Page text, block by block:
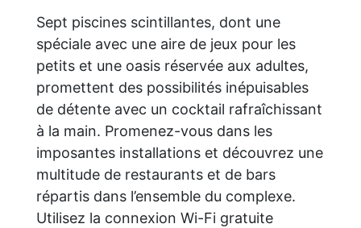
Sept piscines scintillantes, dont une
spéciale avec une aire de jeux pour les
petits et une oasis réservée aux adultes,
promettent des possibilités inépuisables
de détente avec un cocktail rafraîchissant
à la main. Promenez-vous dans les
imposantes installations et découvrez une
multitude de restaurants et de bars
répartis dans l’ensemble du complexe.
Utilisez la connexion Wi-Fi gratuite